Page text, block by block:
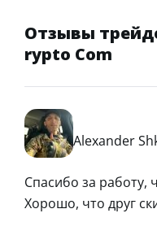
Отзывы
rypto Com
Alexander
Спасибо за работу,
Хорошо, что друг